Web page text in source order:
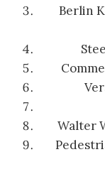
Berlin
Walter